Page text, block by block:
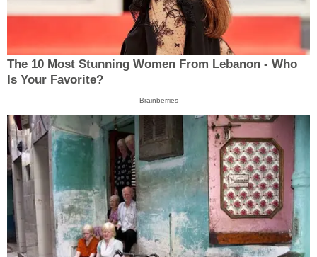
The 10 Most Stunning Women From Lebanon - Who
Is Your Favorite?
Brainberries